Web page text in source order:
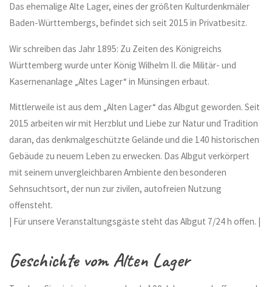
Das ehemalige Alte Lager, eines der größten Kulturdenkmäler
Baden-Württembergs, befindet sich seit 2015 in Privatbesitz.
Wir schreiben das Jahr 1895: Zu Zeiten des Königreichs
Württemberg wurde unter König Wilhelm II. die Militär- und
Kasernenanlage „Altes Lager“ in Münsingen erbaut.
Mittlerweile ist aus dem „Alten Lager“ das Albgut geworden. Seit
2015 arbeiten wir mit Herzblut und Liebe zur Natur und Tradition
daran, das denkmalgeschützte Gelände und die 140 historischen
Gebäude zu neuem Leben zu erwecken. Das Albgut verkörpert
mit seinem unvergleichbaren Ambiente den besonderen
Sehnsuchtsort, der nun zur zivilen, autofreien Nutzung
offensteht.
| Für unsere Veranstaltungsgäste steht das Albgut 7/24 h offen. |
Geschichte vom Alten Lager